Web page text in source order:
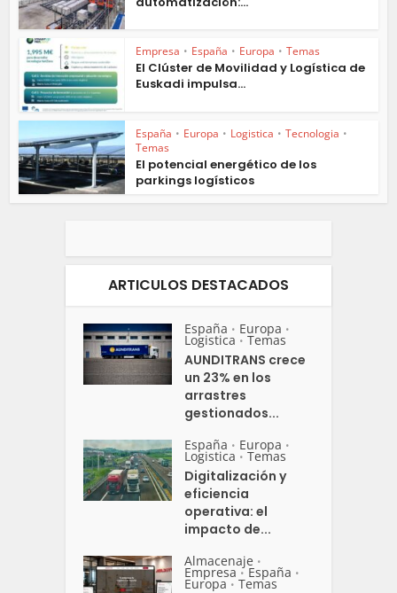
Empresa • España • Europa • Temas
El Clúster de Movilidad y Logística de
Euskadi impulsa...
España • Europa • Logistica • Tecnologia •
Temas
El potencial energético de los
parkings logísticos
ARTICULOS DESTACADOS
España • Europa •
Logistica • Temas
AUNDITRANS crece
un 23% en los
arrastres
gestionados...
España • Europa •
Logistica • Temas
Digitalización y
eficiencia
operativa: el
impacto de...
Almacenaje •
Empresa • España •
Europa • Temas